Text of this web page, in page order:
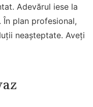
Adevărul iese la
plan profesional,
neașteptate. Aveți